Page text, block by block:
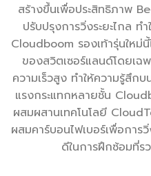
สร้างขึ้นเพื่อประสิทธิภาพ
ปรับปรุงการวิ่งระยะไกล
Cloudboom รองเท้ารุ่นใหม่
ของสวิตเซอร์แลนด์โดยเฉ
ความเร็วสูง ทำให้ความรู้สึก
แรงกระแทกหลายชั้น
ผสมผสานเทคโนโลยี
ผสมคาร์บอนไฟเบอร์เพื่อกา
ดีในการฝึกซ้อมที่ร